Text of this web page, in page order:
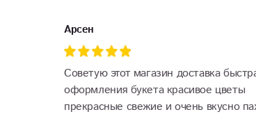
Арсен
Советую этот магазин доставка
оформления букета красивое цветы
прекрасные свежие и очень вкусно